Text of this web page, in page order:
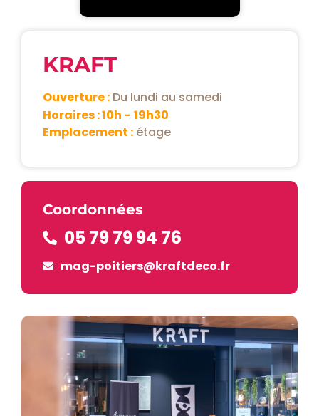
KRAFT
Ouverture : Du lundi au samedi
Horaires : 10h - 19h30
Emplacement : étage
Coordonnées
05 79 79 94 76
mag-poitiers@kraftdeco.fr